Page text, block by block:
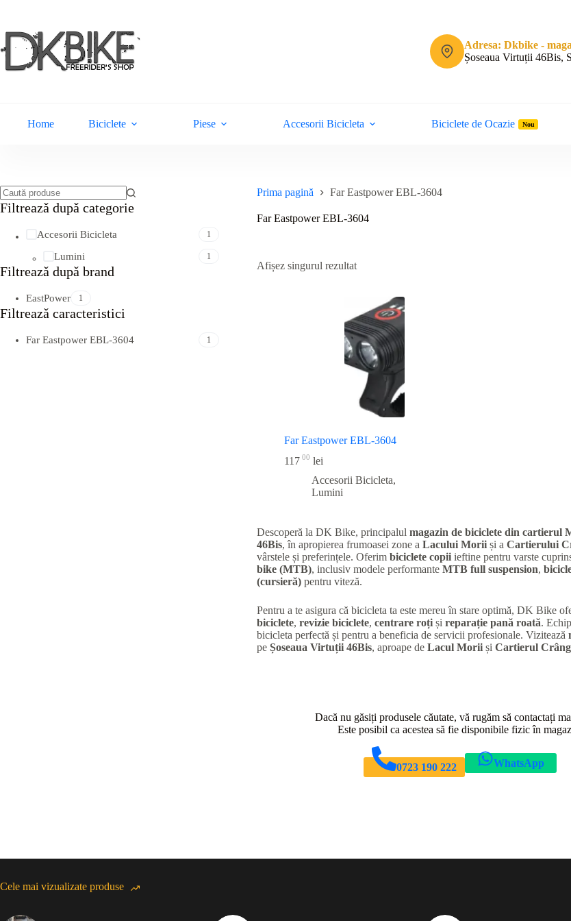
conținut
Adresa: Dkbike -
Șoseaua Virtuții 46Bis,
Home Biciclete Piese Accesorii Bicicleta Biciclete de Ocazie Nou
Prima pagină Far Eastpower EBL-3604
Far Eastpower EBL-3604
Afișez singurul rezultat
Far Eastpower EBL-3604
11700 lei
Accesorii Bicicleta,
Lumini
Descoperă la DK Bike, principalul magazin de biciclete din cartierul
46Bis, în apropierea frumoasei zone a Lacului Moriiși a Cartierului
vârstele și preferințele. Oferim biciclete copiiieftine pentru varste
bike (MTB), inclusiv modele performante MTB full suspension,
(cursieră)pentru viteză.
Pentru a te asigura că bicicleta ta este mereu în stare optimă, DK Bike
biciclete, revizie biciclete, centrare roțiși reparație pană roată.
bicicleta perfectă și pentru a beneficia de servicii profesionale. Vizitează
pe Șoseaua Virtuții 46Bis, aproape de Lacul Moriiși Cartierul
Niciun
Filtreazǎ dupǎ categorie
Accesorii Bicicleta 1
Lumini 1
Filtreazǎ dupǎ brand
EastPower 1
Filtreazǎ caracteristici
Far Eastpower EBL-3604 1
Dacă nu găsiți produsele căutate, vă rugăm să contactați
Este posibil ca acestea să fie disponibile fizic în
0723 190 222 WhatsApp
Cele mai vizualizate produse